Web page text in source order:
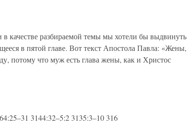
качестве разбираемой темы мы хотели бы выдвинуть
в пятой главе. Вот текст Апостола Павла: «Жены,
потому что муж есть глава жены, как и Христос
3144:32–5:2 3135:3–10 316